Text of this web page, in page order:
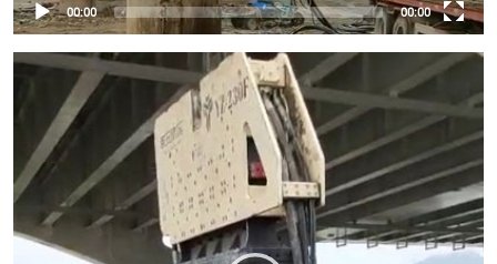
00:00 00:00